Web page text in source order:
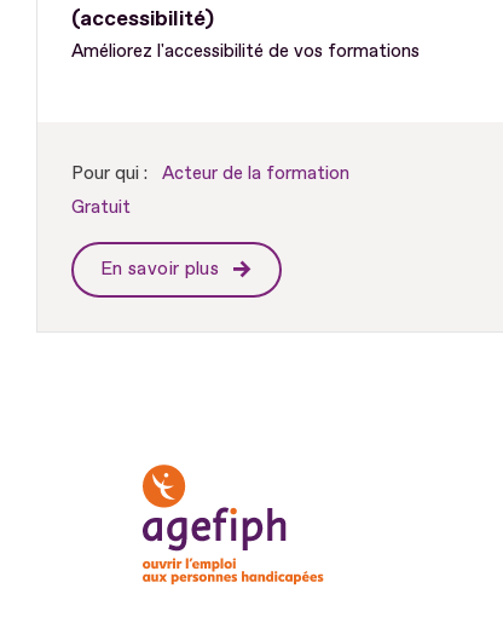
(accessibilité)
Améliorez l'accessibilité de vos formations
Pour qui :
Acteur de la formation
Gratuit
En savoir plus